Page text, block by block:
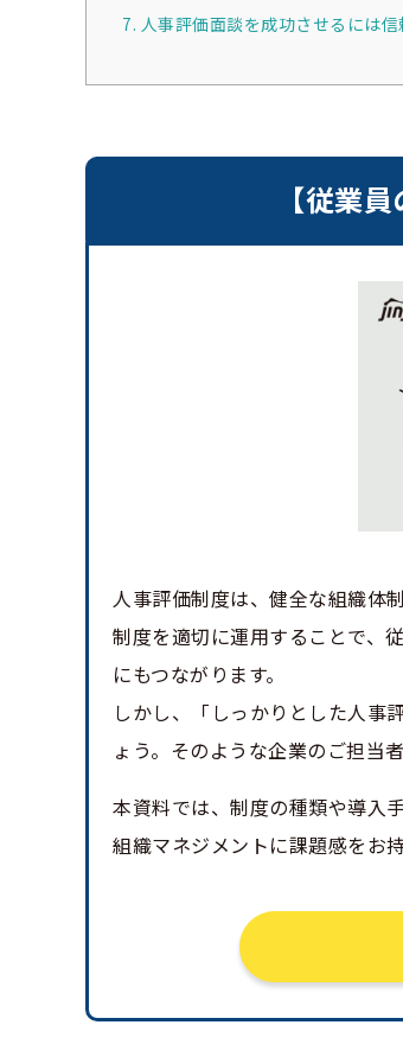
7. 人事評価面談を成功させるには
【従業
人事評価制度は、健全な組織体
制度を適切に運用することで、
にもつながります。
しかし、「しっかりとした人事
ょう。そのような企業のご担当
本資料では、制度の種類や導入
組織マネジメントに課題感をお